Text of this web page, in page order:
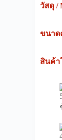
วัสดุ /
ขนาด
สินค้า